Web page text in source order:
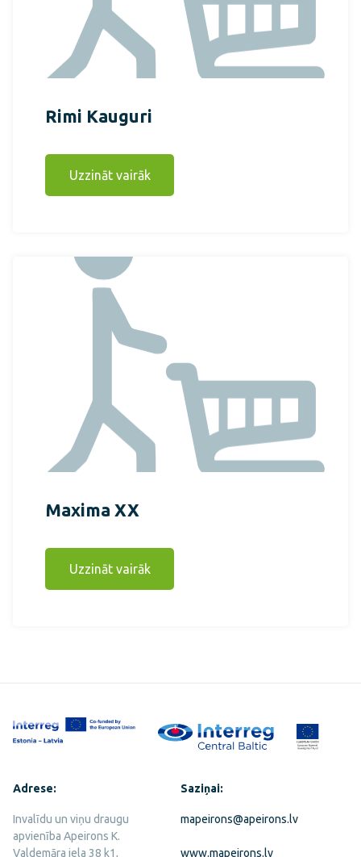
Rimi Kauguri
Uzzināt vairāk
Maxima XX
Uzzināt vairāk
Adrese:
Invalīdu un viņu draugu
apvienība Apeirons K.
Valdemāra iela 38 k1,
Saziņai:
mapeirons@apeirons.lv
www.mapeirons.lv